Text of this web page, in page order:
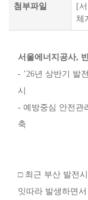
첨부파일
[
체
서울에너지공사,
- ’26년 상반기 발
시
- 예방중심 안전관
축
□ 최근 부산 발전
잇따라 발생하면